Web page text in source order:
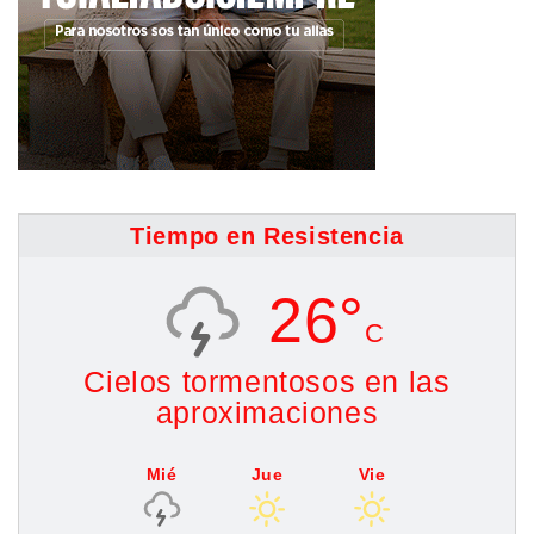
Tiempo en Resistencia
26° C
Cielos tormentosos en las
aproximaciones
Mié Jue Vie